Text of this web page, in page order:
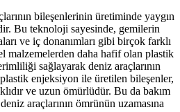
bileşenlerinin üretiminde yaygın
Bu teknoloji sayesinde, gemilerin
ve iç donanımları gibi birçok farklı
malzemelerden daha hafif olan plastik
sağlayarak deniz araçlarının
plastik enjeksiyon ile üretilen bileşenler,
ve uzun ömürlüdür. Bu da bakım
araçlarının ömrünün uzamasına